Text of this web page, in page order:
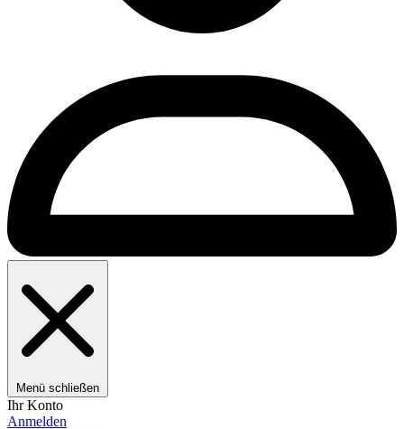
Menü schließen
Ihr Konto
Anmelden